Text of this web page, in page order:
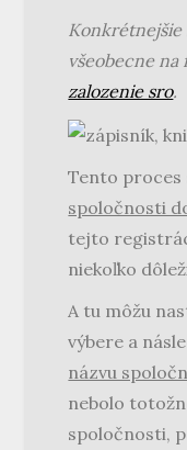
Konkrétnejšie
všeobecne
zalozenie sro.
Tento proces
spoločnosti
tejto
niekoľko
A tu môžu
výbere a
názvu
nebolo
spoločnosti,